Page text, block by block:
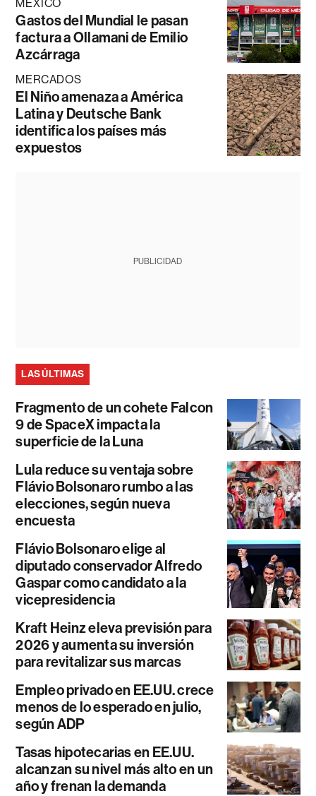
MÉXICO
Gastos del Mundial le pasan
factura a Ollamani de Emilio
Azcárraga
MERCADOS
El Niño amenaza a América
Latina y Deutsche Bank
identifica los países más
expuestos
PUBLICIDAD
LAS ÚLTIMAS
Fragmento de un cohete Falcon
9 de SpaceX impacta la
superficie de la Luna
Lula reduce su ventaja sobre
Flávio Bolsonaro rumbo a las
elecciones, según nueva
encuesta
Flávio Bolsonaro elige al
diputado conservador Alfredo
Gaspar como candidato a la
vicepresidencia
Kraft Heinz eleva previsión para
2026 y aumenta su inversión
para revitalizar sus marcas
Empleo privado en EE.UU. crece
menos de lo esperado en julio,
según ADP
Tasas hipotecarias en EE.UU.
alcanzan su nivel más alto en un
año y frenan la demanda